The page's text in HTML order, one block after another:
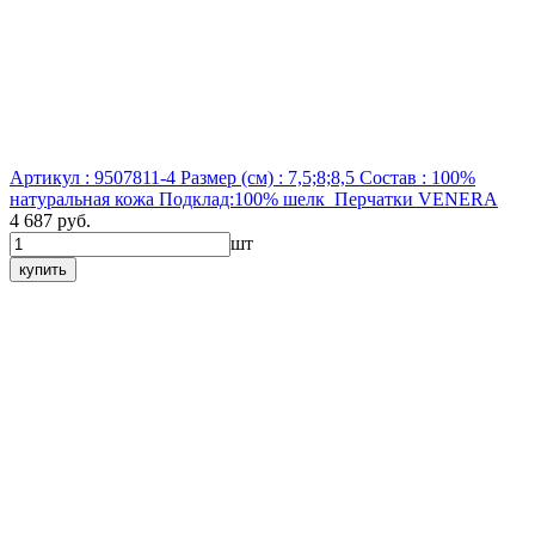
Артикул : 9507811-4 Размер (см) : 7,5;8;8,5 Состав : 100%
натуральная кожа Подклад:100% шелк Перчатки VENERA
4 687 руб.
шт
купить